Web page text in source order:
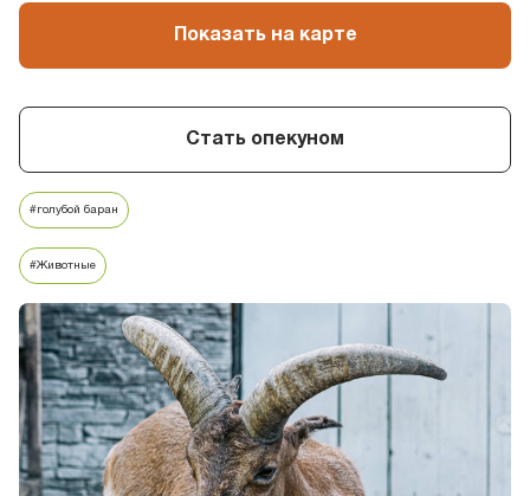
Показать на карте
Стать опекуном
#голубой баран
#Животные